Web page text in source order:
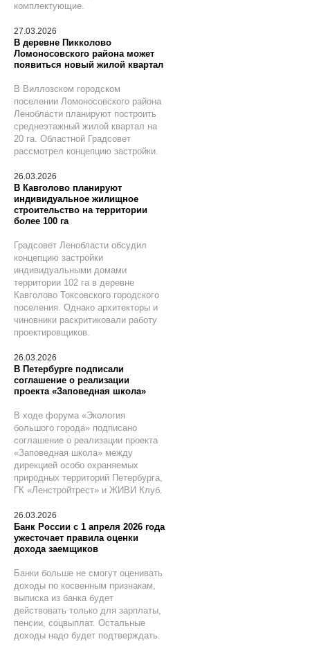
комплектующие.
27.03.2026
В деревне Пикколово
Ломоносовского района может
появиться новый жилой квартал
В Виллозском городском
поселении Ломоносовского района
Ленобласти планируют построить
среднеэтажный жилой квартал на
20 га. Областной Градсовет
рассмотрел концепцию застройки.
26.03.2026
В Кавголово планируют
индивидуальное жилищное
строительство на территории
более 100 га
Градсовет Ленобласти обсудил
концепцию застройки
индивидуальными домами
территории 102 га в деревне
Кавголово Токсовского городского
поселения. Однако архитекторы и
чиновники раскритиковали работу
проектировщиков.
26.03.2026
В Петербурге подписали
соглашение о реализации
проекта «Заповедная школа»
В ходе форума «Экология
большого города» подписано
соглашение о реализации проекта
«Заповедная школа» между
дирекцией особо охраняемых
природных территорий Петербурга,
ГК «Ленстройтрест» и ЖИВИ Клуб.
26.03.2026
Банк России с 1 апреля 2026 года
ужесточает правила оценки
дохода заемщиков
Банки больше не смогут оценивать
доходы по косвенным признакам,
выписка из банка будет
действовать только для зарплаты,
пенсии, соцвыплат. Остальные
доходы надо будет подтверждать.